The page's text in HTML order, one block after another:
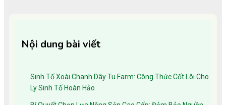
Nội dung bài viết
Sinh Tố Xoài Chanh Dây Tu Farm: Công Thức Cốt Lõi Cho
Ly Sinh Tố Hoàn Hảo